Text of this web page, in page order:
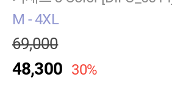
M - 4XL
69,000
48,300 30%